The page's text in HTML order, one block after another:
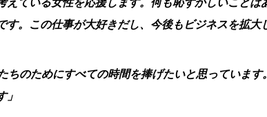
えている女性を応援します。何も恥ずかしいこと
す。この仕事が大好きだし、今後もビジネスを拡大
ちのためにすべての時間を捧げたいと思っていま
」